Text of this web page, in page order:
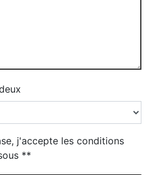
j'accepte les conditions
**